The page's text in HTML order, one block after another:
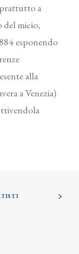
a
del micio,
esponendo
alla
a Venezia)